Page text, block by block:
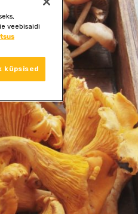
veebisaidi
küpsised